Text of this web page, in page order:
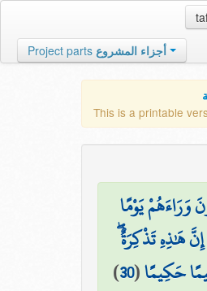
Project parts أجزاء المشروع
This is a printable
وَرَاءَهُمْ يَوْمًا
إِنَّ هَٰذِهِ تَذْكِرَةٌ ۖ
حَكِيمًا(
30
)